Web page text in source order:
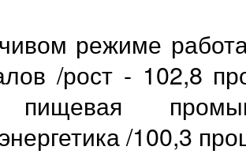
режиме
/рост - 102,8
пищевая
/100,3